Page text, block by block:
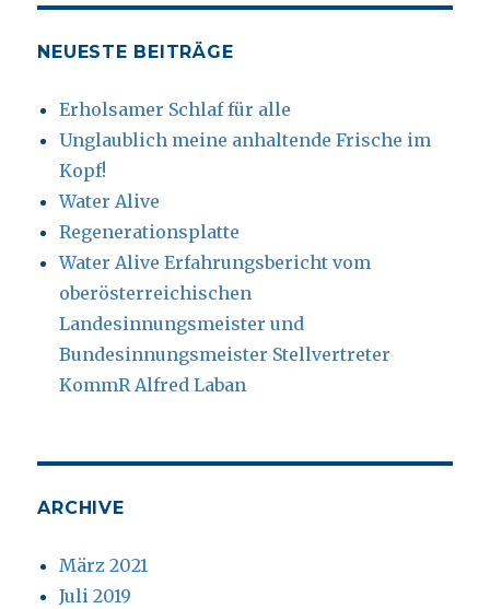
NEUESTE BEITRÄGE
Erholsamer Schlaf für alle
Unglaublich meine anhaltende Frische im
Kopf!
Water Alive
Regenerationsplatte
Water Alive Erfahrungsbericht vom
oberösterreichischen
Landesinnungsmeister und
Bundesinnungsmeister Stellvertreter
KommR Alfred Laban
ARCHIVE
März 2021
Juli 2019